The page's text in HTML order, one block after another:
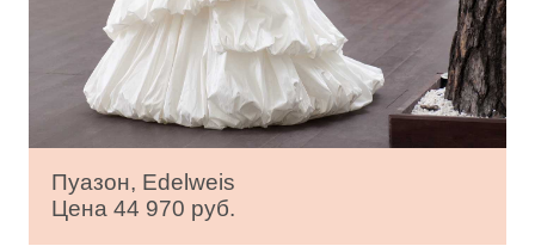
Пуазон, Edelweis
Цена 44 970 руб.